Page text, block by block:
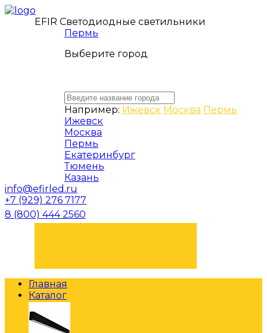
EFIR Светодиодные светильники
Пермь
Выберите город
Например: Ижевск Москва Пермь
Ижевск
Москва
Пермь
Екатеринбург
Тюмень
Казань
info@efirled.ru
+7 (929) 276 7177
8 (800) 444 2560
Главная
Каталог